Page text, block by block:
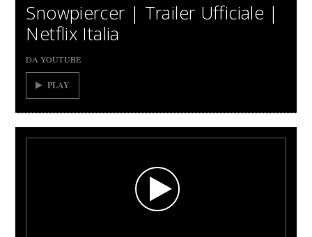
Snowpiercer | Trailer Ufficiale |
Netflix Italia
DA YOUTUBE
PLAY